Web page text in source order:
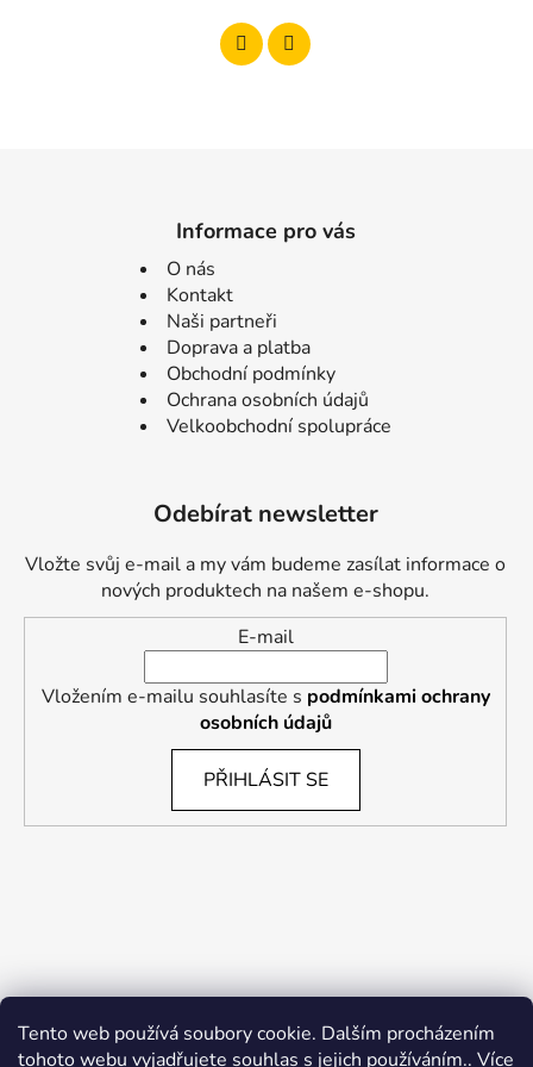
Tento web používá soubory cookie. Dalším procházením
tohoto webu vyjadřujete souhlas s jejich používáním.. Více
Informace pro vás
O nás
Kontakt
Naši partneři
Doprava a platba
Obchodní podmínky
Ochrana osobních údajů
Velkoobchodní spolupráce
Odebírat newsletter
Vložte svůj e-mail a my vám budeme zasílat informace o
nových produktech na našem e-shopu.
E-mail
Vložením e-mailu souhlasíte s podmínkami ochrany
osobních údajů
PŘIHLÁSIT SE